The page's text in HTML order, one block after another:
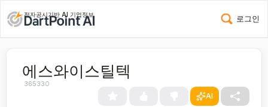
전자공시기반 AI 기업정보 로그인
에스와이스틸텍
365330
AI